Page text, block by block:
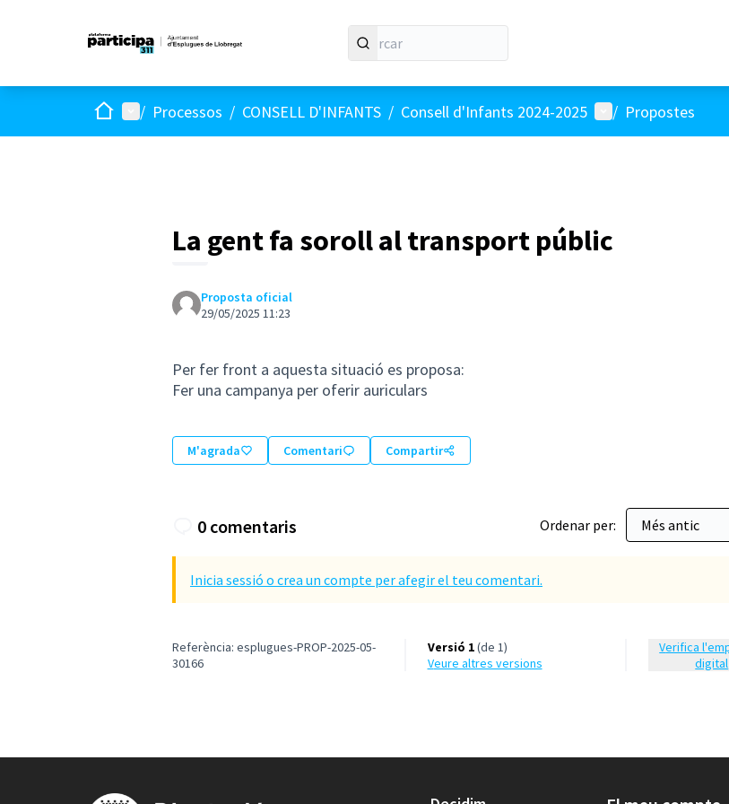
Inici Menú principal
/ Processos / CONSELL D'INFANTS / Consell d'Infants 2024-2025 Menú d'usuari
/ Propostes
La gent fa soroll al transport públic
Proposta oficial
29/05/2025 11:23
Per fer front a aquesta situació es proposa:
Fer una campanya per oferir auriculars
M'agrada Comentari Compartir
0 comentaris Ordenar per:
Inicia sessió o crea un compte per afegir el teu comentari.
Referència: esplugues-PROP-2025-05-
30166
Versió 1(de 1)
veure altres versions
Verifica l'empremta
digital